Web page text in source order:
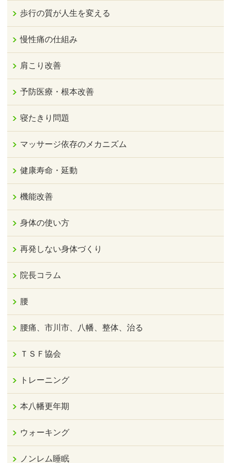
歩行の質が人生を変える
慢性痛の仕組み
肩こり改善
予防医療・根本改善
寝たきり問題
マッサージ依存のメカニズム
健康寿命・延動
機能改善
身体の使い方
再発しない身体づくり
院長コラム
腰
腰痛、市川市、八幡、整体、治る
ＴＳＦ協会
トレーニング
本八幡更年期
ウォーキング
ノンレム睡眠